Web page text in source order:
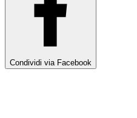
Condividi via Facebook